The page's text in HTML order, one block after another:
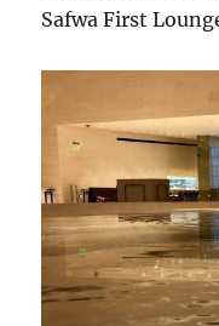
Safwa First